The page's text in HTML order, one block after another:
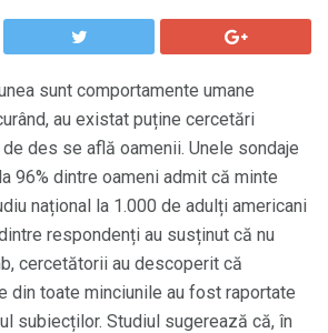
sunt comportamente umane
au existat puține cercetări
des se află oamenii. Unele sondaje
96% dintre oameni admit că minte
național la 1.000 de adulți americani
respondenți au susținut că nu
cercetătorii au descoperit că
din toate minciunile au fost raportate
subiecților. Studiul sugerează că, în